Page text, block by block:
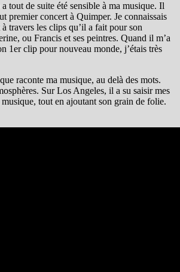
tout de suite été sensible à ma musique. Il
premier concert à Quimper. Je connaissais
travers les clips qu’il a fait pour son
ou Francis et ses peintres. Quand il m’a
1er clip pour nouveau monde, j’étais très
raconte ma musique, au delà des mots.
Sur Los Angeles, il a su saisir mes
tout en ajoutant son grain de folie.